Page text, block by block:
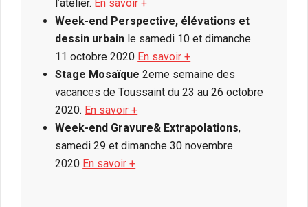
l’atelier. En savoir +
Week-end Perspective, élévations et
dessin urbain le samedi 10 et dimanche
11 octobre 2020 En savoir +
Stage Mosaïque2eme semaine des
vacances de Toussaint du 23 au 26 octobre
2020. En savoir +
Week-end Gravure& Extrapolations,
samedi 29 et dimanche 30 novembre
2020 En savoir +